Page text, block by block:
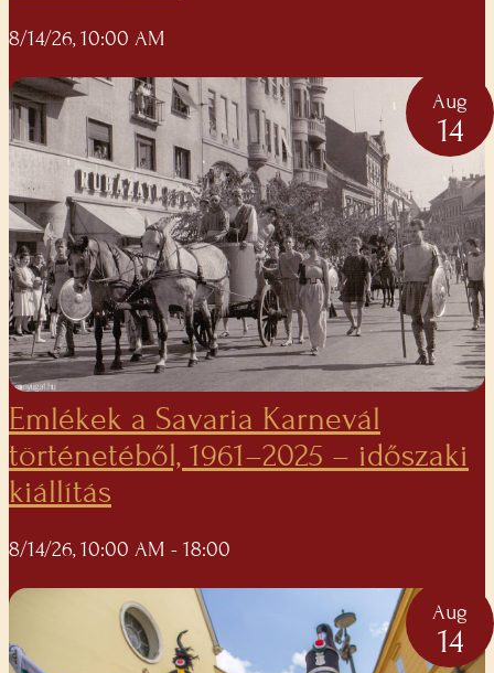
8/14/26, 10:00 AM
Aug
14
Emlékek a Savaria Karnevál
történetéből, 1961–2025 – időszaki
kiállítás
8/14/26, 10:00 AM - 18:00
Aug
14